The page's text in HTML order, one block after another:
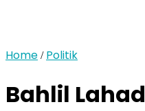
Home / Politik
Bahlil